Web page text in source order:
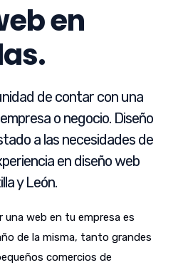
en
de contar con una
o negocio. Diseño
a las necesidades de
en diseño web
y León.
web en tu empresa es
de la misma, tanto grandes
comercios de